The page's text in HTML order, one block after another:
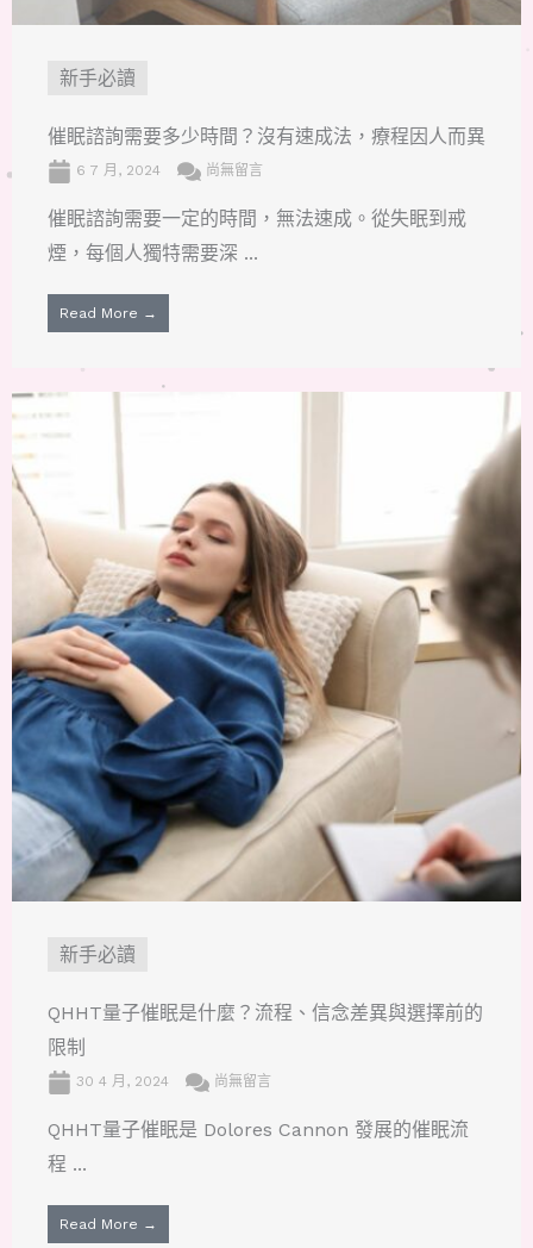
新手必讀
催眠諮詢需要多少時間？沒有速成法，療程因人而異
6 7 月, 2024 尚無留言
催眠諮詢需要一定的時間，無法速成。從失眠到戒
煙，每個人獨特需要深 ...
Read More →
新手必讀
QHHT量子催眠是什麼？流程、信念差異與選擇前的
限制
30 4 月, 2024 尚無留言
QHHT量子催眠是 Dolores Cannon 發展的催眠流
程 ...
Read More →